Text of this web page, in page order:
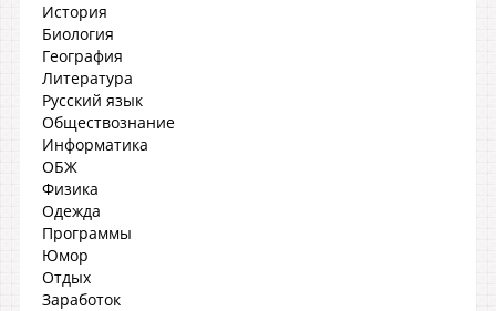
История
Биология
География
Литература
Русский язык
Обществознание
Информатика
ОБЖ
Физика
Одежда
Программы
Юмор
Отдых
Заработок